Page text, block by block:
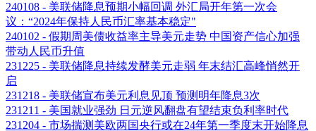
240108 - 美联储降息预期小幅回调 外汇局开年第一次会
议：“2024年保持人民币汇率基本稳定"
240102 - 假期周美债收益率主导美元走势 中国资产信心加强
带动人民币升值
231225 - 美联储降息持续发酵美元走弱 年末结汇高峰悄然开
启
231218 - 美联储宣布美元利息见顶 预测明年降息3次
231211 - 美国就业强劲 日元逆风翻盘有望结束负利率时代
231204 - 市场揣测美欧两国央行或在24年第一季度末开始降息